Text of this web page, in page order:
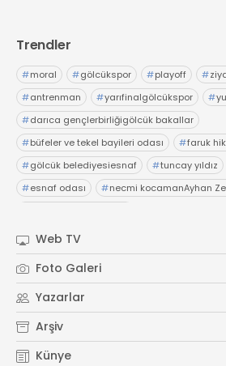
Trendler
#moral #gölcükspor #playoff #
#antrenman #yarıfinalgölcükspor #
#darıca gençlerbirliğigölcük bakallar
#büfeler ve tekel bayileri odası #faruk
#gölcük belediyesiesnaf #tuncay yıldız
#esnaf odası #necmi kocamanAyhan
Web TV
Foto Galeri
Yazarlar
Arşiv
Künye